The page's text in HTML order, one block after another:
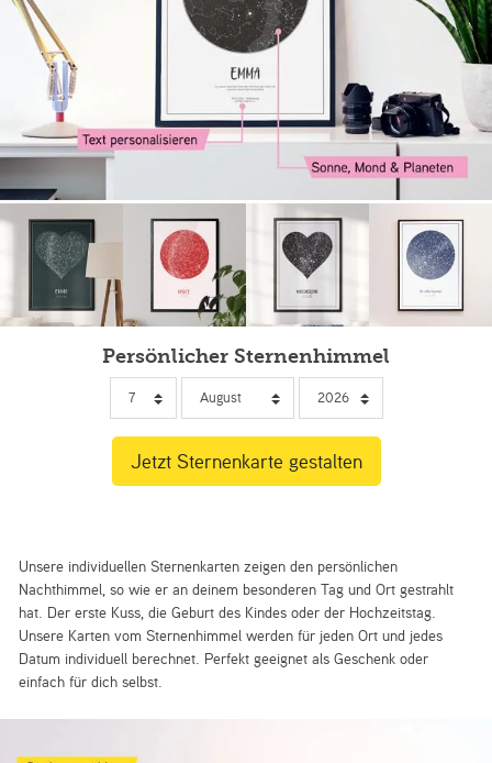
Persönlicher Sternenhimmel
Unsere individuellen Sternenkarten zeigen den persönlichen
Nachthimmel, so wie er an deinem besonderen Tag und Ort gestrahlt
hat. Der erste Kuss, die Geburt des Kindes oder der Hochzeitstag.
Unsere Karten vom Sternenhimmel werden für jeden Ort und jedes
Datum individuell berechnet. Perfekt geeignet als Geschenk oder
einfach für dich selbst.